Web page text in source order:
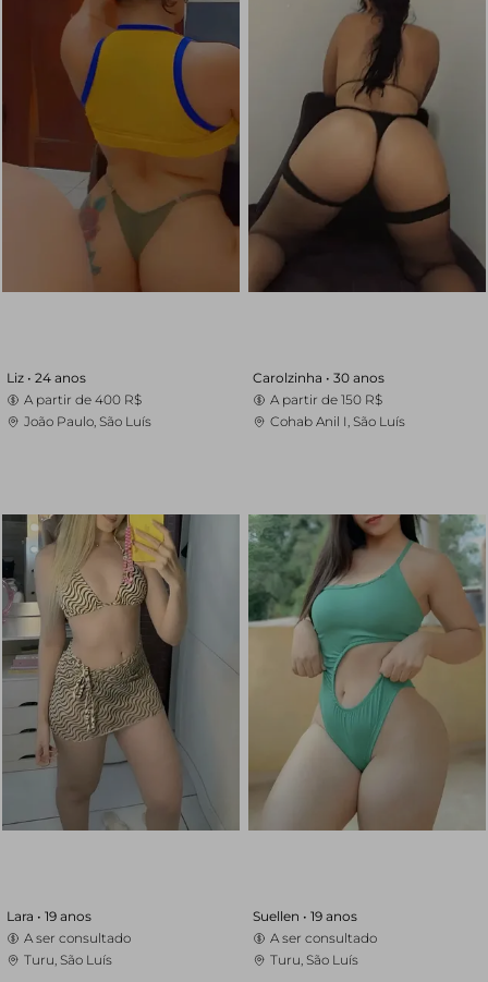
Liz • 24 anos
A partir de 400 R$
João Paulo, São Luís
Carolzinha • 30 anos
A partir de 150 R$
Cohab Anil I, São Luís
Lara • 19 anos
A ser consultado
Turu, São Luís
Suellen • 19 anos
A ser consultado
Turu, São Luís